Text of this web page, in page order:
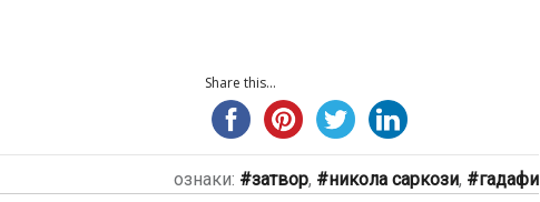
Share this...
ознаки: затвор, никола саркози, гадафи